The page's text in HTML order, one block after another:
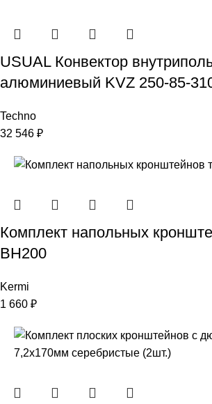
USUAL Конвектор
алюминиевый KVZ 250-85-
Techno
32 546 ₽
Комплект напольных
ВН200
Kermi
1 660 ₽